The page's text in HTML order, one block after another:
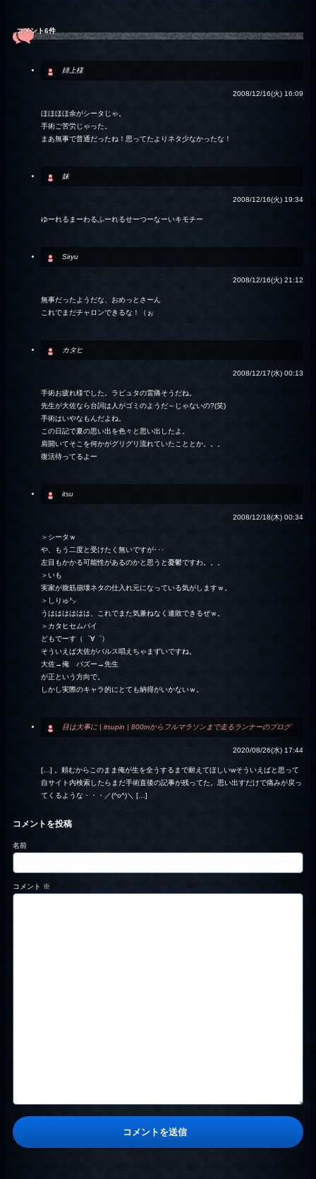
コメント6件
姉上様
2008/12/16(火) 16:09
ほほほほ余がシータじゃ。
手術ご苦労じゃった。
まあ無事で普通だったね！思ってたよりネタ少なかったな！
妹
2008/12/16(火) 19:34
ゆーれるまーわるふーれるせーつーなーいキモチー
Siryu
2008/12/16(火) 21:12
無事だったようだな、おめっとさーん
これでまだチャロンできるな！（ぉ
カタヒ
2008/12/17(水) 00:13
手術お疲れ様でした。ラピュタの雷痛そうだね。
先生が大佐なら台詞は人がゴミのようだ～じゃないの?(笑)
手術はいやなもんだよね。
この日記で夏の思い出を色々と思い出したよ。
肩開いてそこを何かがグリグリ流れていたこととか。。。
復活待ってるよー
itsu
2008/12/18(木) 00:34
＞シータｗ
や、もう二度と受けたく無いですが･･･
左目もかかる可能性があるのかと思うと憂鬱ですわ。。。
＞いも
実家が腹筋崩壊ネタの仕入れ元になっている気がしますｗ。
＞しりゅ㌧
うはははははは、これでまた気兼ねなく連敗できるぜｗ。
＞カタヒセムパイ
どもでーす（゜∀゜）
そういえば大佐がバルス唱えちゃまずいですね。
大佐→俺 パズー→先生
が正という方向で。
しかし実際のキャラ的にとても納得がいかないｗ。
目は大事に | itsupin | 800mからフルマラソンまで走るランナーのブログ
2020/08/26(水) 17:44
[…] 。頼むからこのまま俺が生を全うするまで耐えてほしいwそういえばと思って
自サイト内検索したらまだ手術直後の記事が残ってた。思い出すだけで痛みが戻っ
てくるような・・・／(^o^)＼ […]
コメントを投稿
名前
コメント ※